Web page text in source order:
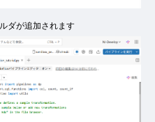
ダが追加されます